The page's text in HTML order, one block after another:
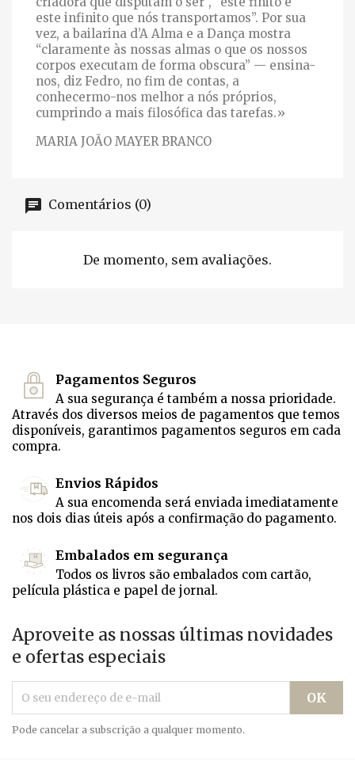
este infinito que nós transportamos”. Por sua
vez, a bailarina d’A Alma e a Dança mostra
“claramente às nossas almas o que os nossos
corpos executam de forma obscura” — ensina-
nos, diz Fedro, no fim de contas, a
conhecermo-nos melhor a nós próprios,
cumprindo a mais filosófica das tarefas.»
MARIA JOÃO MAYER BRANCO
Comentários (0)
De momento, sem avaliações.
Pagamentos Seguros
A sua segurança é também a nossa prioridade.
Através dos diversos meios de pagamentos que temos
disponíveis, garantimos pagamentos seguros em cada
compra.
Envios Rápidos
A sua encomenda será enviada imediatamente
nos dois dias úteis após a confirmação do pagamento.
Embalados em segurança
Todos os livros são embalados com cartão,
película plástica e papel de jornal.
Aproveite as nossas últimas novidades
e ofertas especiais
Pode cancelar a subscrição a qualquer momento.